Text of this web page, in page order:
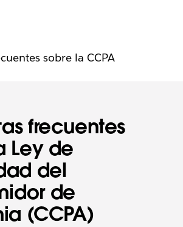
frecuentes
Ley de
del
de
(CCPA)
sobre la CCPAadicionales